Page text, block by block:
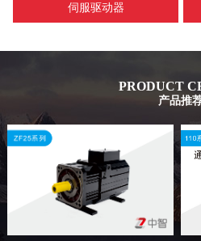
伺服驱动器
PRODUCT
产品推